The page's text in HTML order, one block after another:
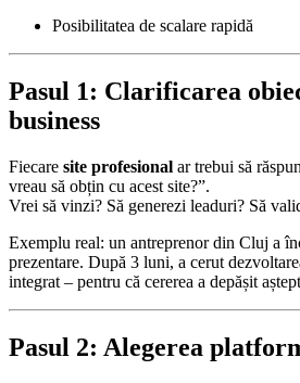
Posibilitatea de scalare rapidă
Pasul 1: Clarificarea
business
Fiecare site profesional ar trebui să
vreau să obțin cu acest site?”.
Vrei să vinzi? Să generezi leaduri? Să
Exemplu real: un antreprenor din Cluj a
prezentare. După 3 luni, a cerut
integrat – pentru că cererea a depășit
Pasul 2: Alegerea